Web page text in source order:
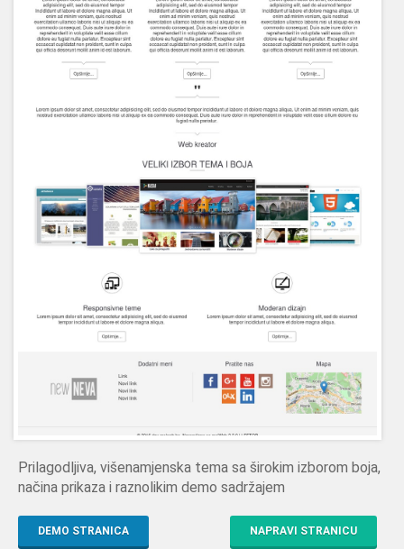
Prilagodljiva, višenamjenska tema sa širokim izborom boja,
načina prikaza i raznolikim demo sadržajem
DEMO STRANICA NAPRAVI STRANICU